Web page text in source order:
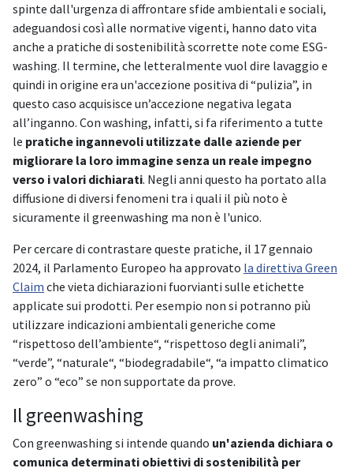
spinte dall'urgenza di affrontare sfide ambientali e sociali,
adeguandosi così alle normative vigenti, hanno dato vita
anche a pratiche di sostenibilità scorrette note come ESG-
washing. Il termine, che letteralmente vuol dire lavaggio e
quindi in origine era un'accezione positiva di “pulizia”, in
questo caso acquisisce un’accezione negativa legata
all’inganno. Con washing, infatti, si fa riferimento a tutte
le pratiche ingannevoli utilizzate dalle aziende per
migliorare la loro immaginesenza un reale impegno
verso i valori dichiarati. Negli anni questo ha portato alla
diffusione di diversi fenomeni tra i quali il più noto è
sicuramente il greenwashing ma non è l'unico.
Per cercare di contrastare queste pratiche, il 17 gennaio
2024, il Parlamento Europeo ha approvato la direttiva Green
Claim che vieta dichiarazioni fuorvianti sulle etichette
applicate sui prodotti. Per esempio non si potranno più
utilizzare indicazioni ambientali generiche come
“rispettoso dell’ambiente“, “rispettoso degli animali”,
“verde”, “naturale“, “biodegradabile“, “a impatto climatico
zero” o “eco” se non supportate da prove.
Il greenwashing
Con greenwashing si intende quando un'azienda dichiara o
comunica determinati obiettivi di sostenibilità per